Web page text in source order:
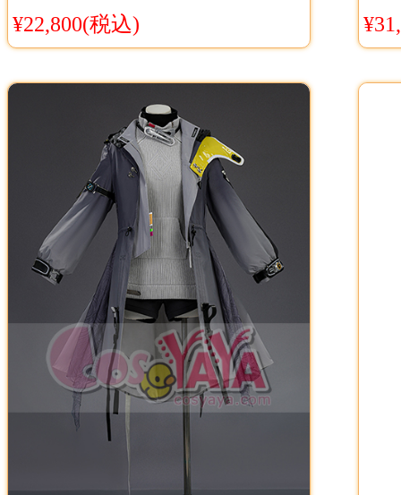
ーズ 悪魔組 アニメ衣装
Cosyaya通販 送料無料
¥22,800(税込)
ム
ー
料